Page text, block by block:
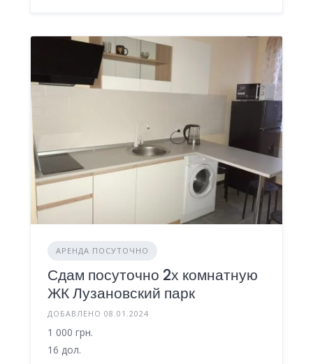
АРЕНДА ПОСУТОЧНО
Сдам посуточно 2х комнатную
ЖК Лузановский парк
ДОБАВЛЕНО 08.01.2024
1 000 грн.
16 дол.